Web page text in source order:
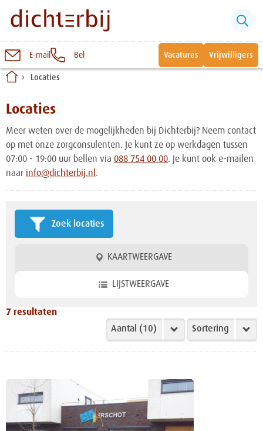
Naar
inhoud
E-mail Bel Vacatures Vrijwilligers
Locaties
Locaties
Meer weten over de mogelijkheden bij Dichterbij? Neem contact
op met onze zorgconsulenten. Je kunt ze op werkdagen tussen
07:00 - 19:00 uur bellen via 088 754 00 00. Je kunt ook e-mailen
naar info@dichterbij.nl.
Zoek locaties
KAARTWEERGAVE
LIJSTWEERGAVE
7 resultaten
Snel naar:
Wonen bij Dichterbij
Zinvolle dagbesteding